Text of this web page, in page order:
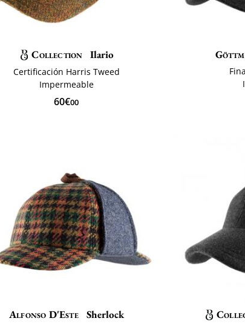
Collection Ilario
Certificación Harris Tweed
Impermeable
60€00
Alfonso D'Este Sherlock